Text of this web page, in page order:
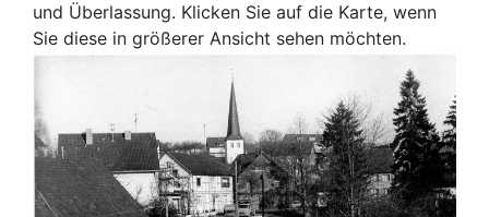
und Überlassung. Klicken Sie auf die Karte, wenn
Sie diese in größerer Ansicht sehen möchten.